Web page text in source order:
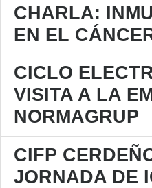
CHARLA:
EN EL
CICLO
VISITA A LA
NORMAGRUP
CIFP
JORNADA DE